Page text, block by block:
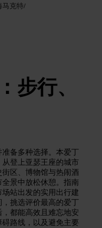
克特/
步行、
备多种选择。本爱丁
登上亚瑟王座的城市
区、博物馆与热闹酒
景中放松休憩。指南
站出发的实用出行建
挑选评价最高的爱丁
都能高效且难忘地安
路线，以及避免主要